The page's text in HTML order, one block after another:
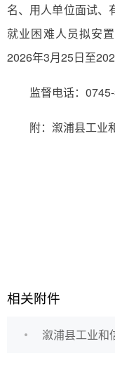
名、用人单位面试、
就业困难人员拟安
2026年3月25日至
监督电话：
附：溆浦县工业
相关附件